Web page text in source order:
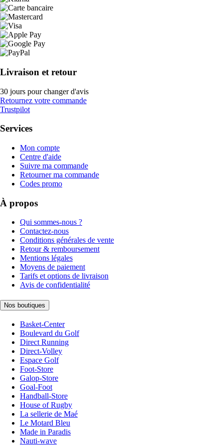
Livraison et retour
30 jours pour changer d'avis
Retournez votre commande
Trustpilot
Services
Mon compte
Centre d'aide
Suivre ma commande
Retourner ma commande
Codes promo
À propos
Qui sommes-nous ?
Contactez-nous
Conditions générales de vente
Retour & remboursement
Mentions légales
Moyens de paiement
Tarifs et options de livraison
Avis de confidentialité
Nos boutiques
Basket-Center
Boulevard du Golf
Direct Running
Direct-Volley
Espace Golf
Foot-Store
Galop-Store
Goal-Foot
Handball-Store
House of Rugby
La sellerie de Maé
Le Motard Bleu
Made in Paradis
Nauti-wave